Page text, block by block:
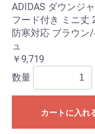
ADIDAS ダウンジ
フード付き ミニ丈
防寒対応 ブラウン
ュ
￥9,719
数量
カートに入れ